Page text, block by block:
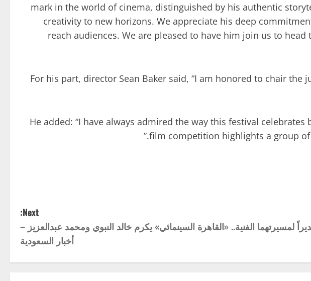
mark in the world of cinema, distinguished by his authentic
creativity to new horizons. We appreciate his deep
reach audiences. We are pleased to have him join us to
For his part, director Sean Baker said, “I am honored to chair
He added: “I have always admired the way this festival
film competition highlights a group of
Next:
لمسيرتهما الفنية.. «القاهرة السينمائي» يكرم خالد النبوي ومحمد عبدالعزيز –
أخبار السعودية